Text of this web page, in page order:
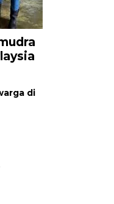
di